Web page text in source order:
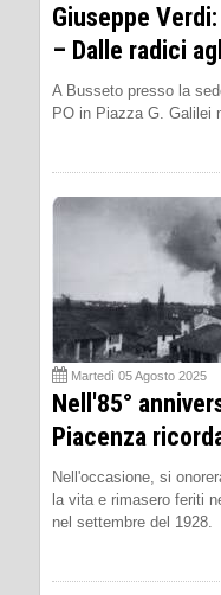
Giuseppe
– Dalle radici
A Busseto presso la
PO in Piazza G. Galilei
Martedì 05 Agosto 2025
Nell'85°
Piacenza
Nell'occasione, si
la vita e rimasero feriti
nel settembre del 1928.